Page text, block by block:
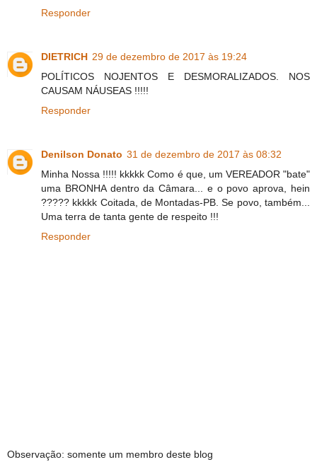
Responder
DIETRICH 29 de dezembro de 2017 às 19:24
POLÍTICOS NOJENTOS E DESMORALIZADOS. NOS
CAUSAM NÁUSEAS !!!!!
Responder
Denilson Donato 31 de dezembro de 2017 às 08:32
Minha Nossa !!!!! kkkkk Como é que, um VEREADOR "bate"
uma BRONHA dentro da Câmara... e o povo aprova, hein
????? kkkkk Coitada, de Montadas-PB. Se povo, também...
Uma terra de tanta gente de respeito !!!
Responder
Observação: somente um membro deste blog